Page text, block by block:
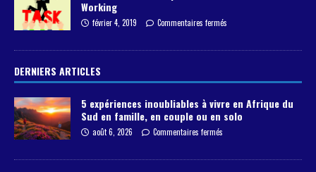
Working
février 4, 2019 Commentaires fermés
DERNIERS ARTICLES
5 expériences inoubliables à vivre en Afrique du
Sud en famille, en couple ou en solo
août 6, 2026 Commentaires fermés